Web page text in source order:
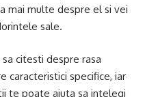
mai multe despre el si vei
sale.
citesti despre rasa
caracteristici specifice, iar
te poate ajuta sa intelegi